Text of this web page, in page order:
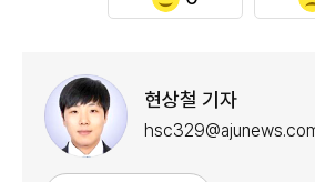
현상철 기자